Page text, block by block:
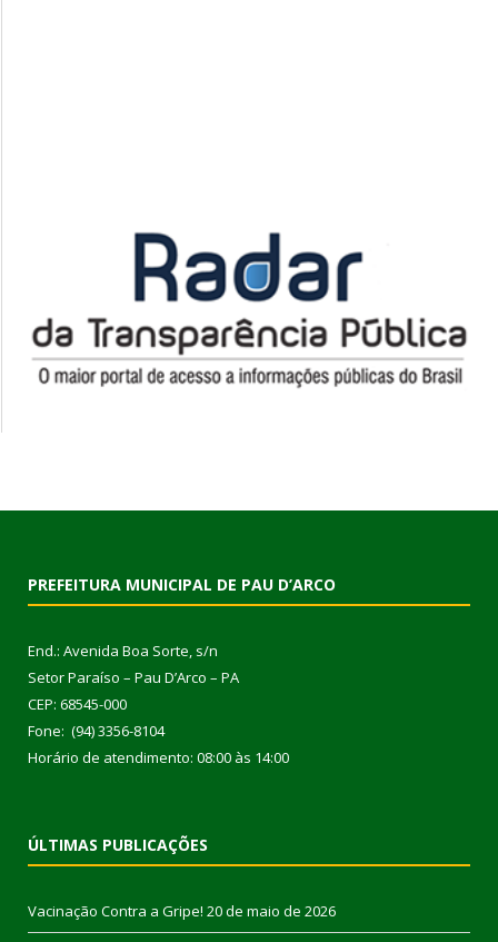
PREFEITURA MUNICIPAL DE PAU D’ARCO
End.: Avenida Boa Sorte, s/n
Setor Paraíso – Pau D’Arco – PA
CEP: 68545-000
Fone: (94) 3356-8104
Horário de atendimento: 08:00 às 14:00
ÚLTIMAS PUBLICAÇÕES
Vacinação Contra a Gripe! 20 de maio de 2026